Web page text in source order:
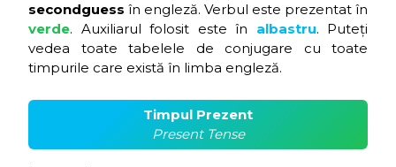
secondguess în engleză. Verbul este prezentat în
verde. Auxiliarul folosit este în albastru. Puteți
vedea toate tabelele de conjugare cu toate
timpurile care există în limba engleză.
Timpul Prezent
Present Tense